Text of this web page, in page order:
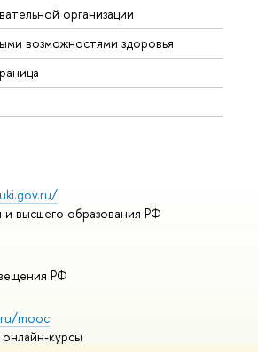
организации
возможностями здоровья
высшего образования РФ
РФ
mooc
курсы